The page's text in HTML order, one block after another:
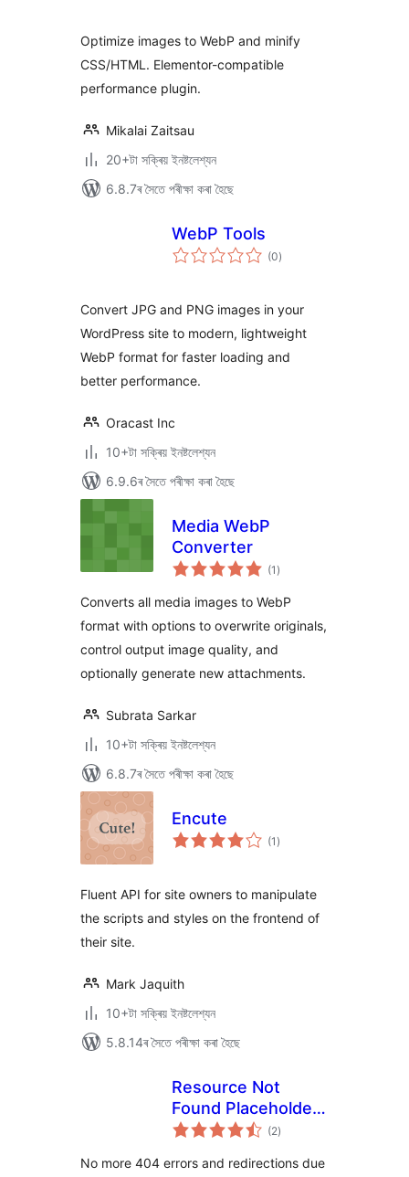
Optimize images to WebP and minify
CSS/HTML. Elementor-compatible
performance plugin.
Mikalai Zaitsau
20+টা সক্ৰিয় ইনষ্টলেশ্যন
6.8.7ৰ সৈতে পৰীক্ষা কৰা হৈছে
WebP Tools
(0টা
মুঠ)
Convert JPG and PNG images in your
WordPress site to modern, lightweight
WebP format for faster loading and
better performance.
Oracast Inc
10+টা সক্ৰিয় ইনষ্টলেশ্যন
6.9.6ৰ সৈতে পৰীক্ষা কৰা হৈছে
Media WebP
Converter
(1 টা
মুঠ)
Converts all media images to WebP
format with options to overwrite originals,
control output image quality, and
optionally generate new attachments.
Subrata Sarkar
10+টা সক্ৰিয় ইনষ্টলেশ্যন
6.8.7ৰ সৈতে পৰীক্ষা কৰা হৈছে
Encute
(1 টা
মুঠ)
Fluent API for site owners to manipulate
the scripts and styles on the frontend of
their site.
Mark Jaquith
10+টা সক্ৰিয় ইনষ্টলেশ্যন
5.8.14ৰ সৈতে পৰীক্ষা কৰা হৈছে
Resource Not
Found Placeholder |
Prevent
not foud resources
(2টা
মুঠ)
No more 404 errors and redirections due